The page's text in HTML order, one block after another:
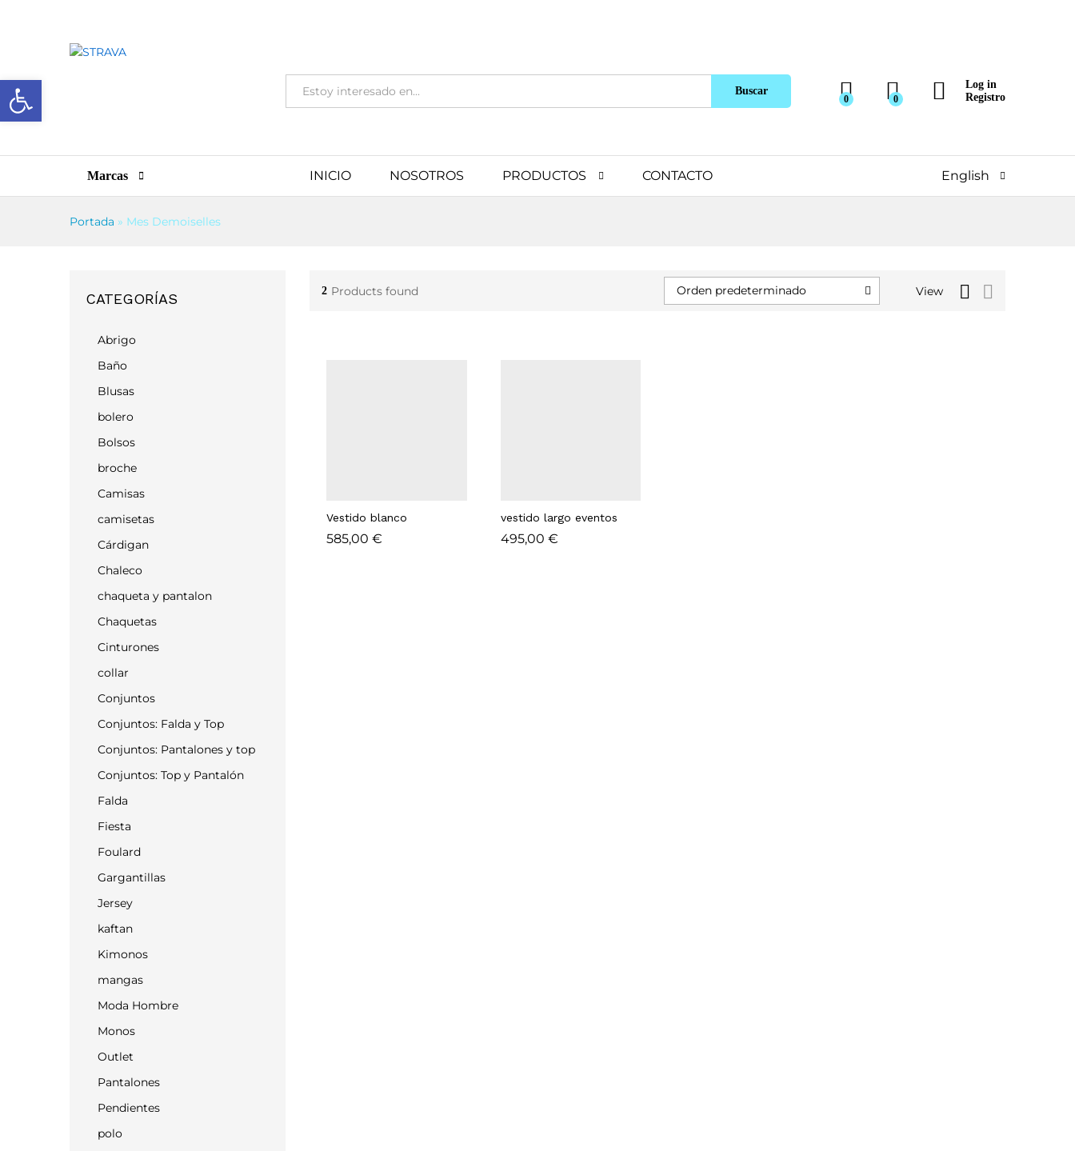
Abrir barra de herramientas Todas Buscar
0 0
Log in
Registro
Marcas INICIO NOSOTROS PRODUCTOS CONTACTO English
Portada » Mes Demoiselles
2 Products found View
Orden predeterminado
Vestido blanco
585,00 €
585,00 €
vestido largo eventos
495,00 €
495,00 €
CATEGORÍAS
Abrigo
Baño
Blusas
bolero
Bolsos
broche
Camisas
camisetas
Cárdigan
Chaleco
chaqueta y pantalon
Chaquetas
Cinturones
collar
Conjuntos
Conjuntos: Falda y Top
Conjuntos: Pantalones y top
Conjuntos: Top y Pantalón
Falda
Fiesta
Foulard
Gargantillas
Jersey
kaftan
Kimonos
mangas
Moda Hombre
Monos
Outlet
Pantalones
Pendientes
polo